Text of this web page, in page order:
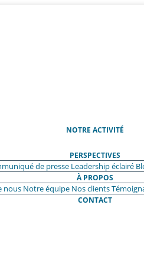
NOTRE ACTIVITÉ
PERSPECTIVES
de presse Leadership éclairé
À PROPOS
nous Notre équipe Nos clients
CONTACT